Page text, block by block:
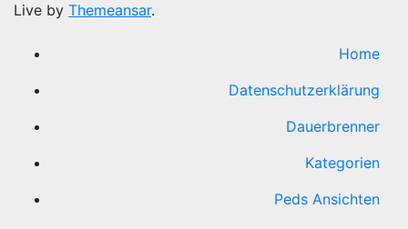
Live by Themeansar.
Home
Datenschutzerklärung
Dauerbrenner
Kategorien
Peds Ansichten